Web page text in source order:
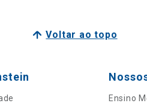
Voltar ao topo
Ensino